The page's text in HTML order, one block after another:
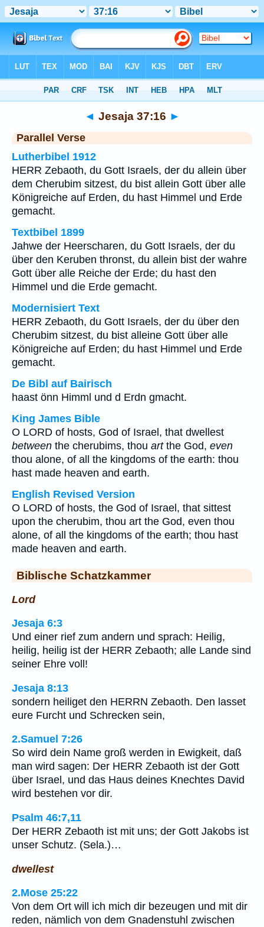
◄ Jesaja 37:16 ►
Parallel Verse
Lutherbibel 1912
HERR Zebaoth, du Gott Israels, der du allein über
dem Cherubim sitzest, du bist allein Gott über alle
Königreiche auf Erden, du hast Himmel und Erde
gemacht.
Textbibel 1899
Jahwe der Heerscharen, du Gott Israels, der du
über den Keruben thronst, du allein bist der wahre
Gott über alle Reiche der Erde; du hast den
Himmel und die Erde gemacht.
Modernisiert Text
HERR Zebaoth, du Gott Israels, der du über den
Cherubim sitzest, du bist alleine Gott über alle
Königreiche auf Erden; du hast Himmel und Erde
gemacht.
De Bibl auf Bairisch
haast önn Himml und d Erdn gmacht.
King James Bible
O LORD of hosts, God of Israel, that dwellest
between the cherubims, thou artthe God, even
thou alone, of all the kingdoms of the earth: thou
hast made heaven and earth.
English Revised Version
O LORD of hosts, the God of Israel, that sittest
upon the cherubim, thou art the God, even thou
alone, of all the kingdoms of the earth; thou hast
made heaven and earth.
Biblische Schatzkammer
Lord
Jesaja 6:3
Und einer rief zum andern und sprach: Heilig,
heilig, heilig ist der HERR Zebaoth; alle Lande sind
seiner Ehre voll!
Jesaja 8:13
sondern heiliget den HERRN Zebaoth. Den lasset
eure Furcht und Schrecken sein,
2.Samuel 7:26
So wird dein Name groß werden in Ewigkeit, daß
man wird sagen: Der HERR Zebaoth ist der Gott
über Israel, und das Haus deines Knechtes David
wird bestehen vor dir.
Psalm 46:7,11
Der HERR Zebaoth ist mit uns; der Gott Jakobs ist
unser Schutz. (Sela.)…
dwellest
2.Mose 25:22
Von dem Ort will ich mich dir bezeugen und mit dir
reden, nämlich von dem Gnadenstuhl zwischen